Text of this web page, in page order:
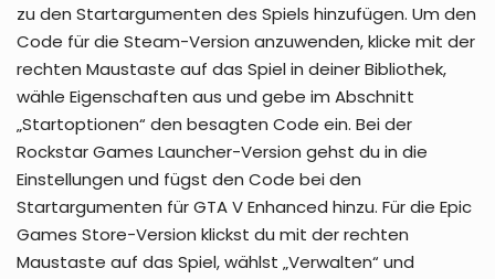
zu den Startargumenten des Spiels hinzufügen. Um den
Code für die Steam-Version anzuwenden, klicke mit der
rechten Maustaste auf das Spiel in deiner Bibliothek,
wähle Eigenschaften aus und gebe im Abschnitt
„Startoptionen“ den besagten Code ein. Bei der
Rockstar Games Launcher-Version gehst du in die
Einstellungen und fügst den Code bei den
Startargumenten für GTA V Enhanced hinzu. Für die Epic
Games Store-Version klickst du mit der rechten
Maustaste auf das Spiel, wählst „Verwalten“ und